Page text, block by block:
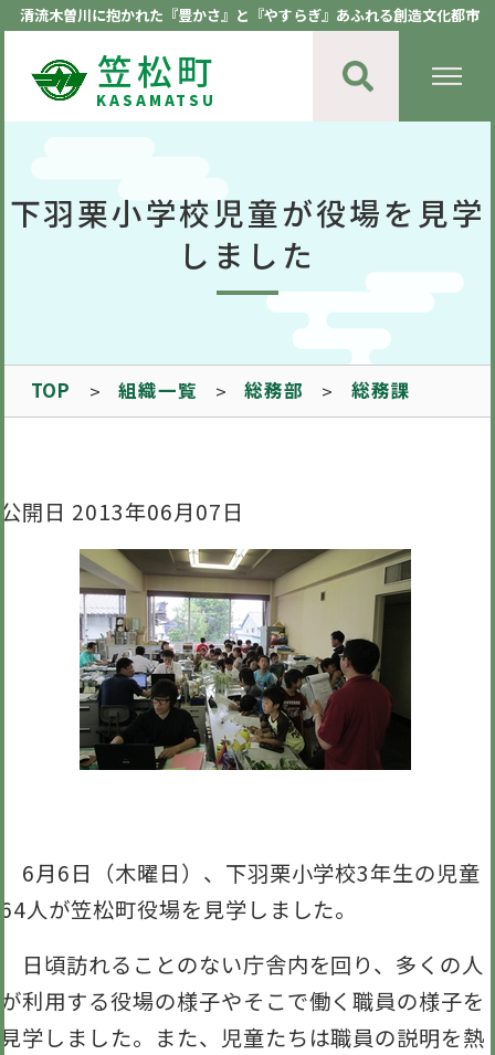
清流木曽川に抱かれた『豊かさ』と『やすらぎ』あふれる創造文化都市
笠松町
KASAMATSU
下羽栗小学校児童が役場を見学
しました
TOP 組織一覧 総務部 総務課
公開日 2013年06月07日
6月6日（木曜日）、下羽栗小学校3年生の児童
64人が笠松町役場を見学しました。
日頃訪れることのない庁舎内を回り、多くの人
が利用する役場の様子やそこで働く職員の様子を
見学しました。また、児童たちは職員の説明を熱